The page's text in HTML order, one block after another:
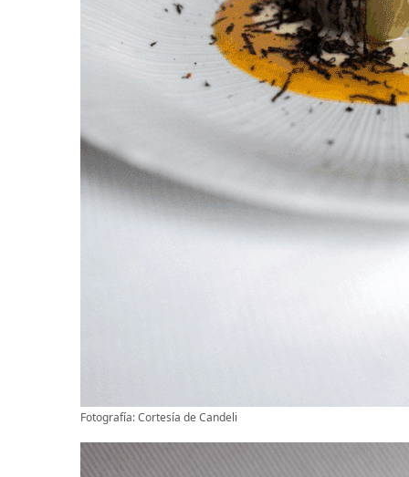
Fotografía: Cortesía de Candeli